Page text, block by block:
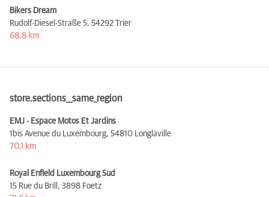
Bikers Dream
Rudolf-Diesel-Straße 5, 54292 Trier
68,8 km
store.sections__same_region
EMJ - Espace Motos Et Jardins
1bis Avenue du Luxembourg, 54810 Longlaville
70,1 km
Royal Enfield Luxembourg Sud
15 Rue du Brill, 3898 Foetz